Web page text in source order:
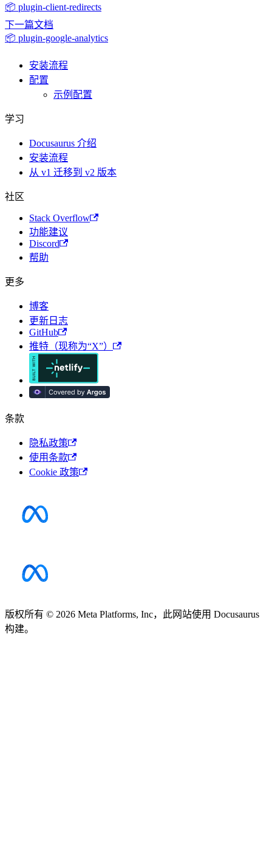
📦 plugin-client-redirects
下一篇文档
📦 plugin-google-analytics
安装流程
配置
示例配置
学习
Docusaurus 介绍
安装流程
从 v1 迁移到 v2 版本
社区
Stack Overflow
功能建议
Discord
帮助
更多
博客
更新日志
GitHub
推特（现称为“X”）
条款
隐私政策
使用条款
Cookie 政策
版权所有 © 2026 Meta Platforms, Inc，此网站使用 Docusaurus
构建。